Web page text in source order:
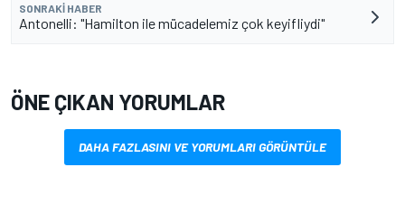
SONRAKI HABER
Antonelli: "Hamilton ile mücadelemiz çok keyifliydi"
ÖNE ÇIKAN YORUMLAR
DAHA FAZLASINI VE YORUMLARI GÖRÜNTÜLE